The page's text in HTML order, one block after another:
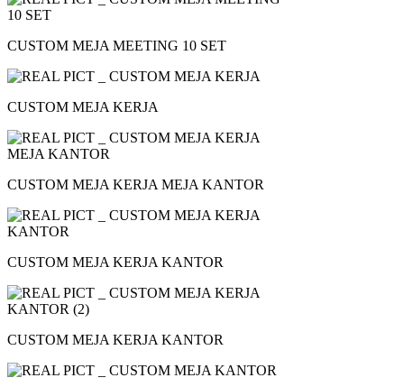
CUSTOM MEJA MEETING 10 SET
CUSTOM MEJA KERJA
CUSTOM MEJA KERJA MEJA KANTOR
CUSTOM MEJA KERJA KANTOR
CUSTOM MEJA KERJA KANTOR